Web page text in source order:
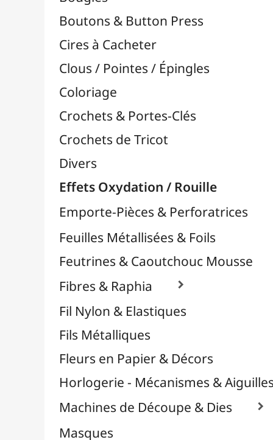
Fils Métalliques
Fleurs en Papier & Décors
Horlogerie - Mécanismes & Aiguilles
Masques
Massicots & Lames
Oeillets & Rivets
Petites Pinces
Plantes & Jardin
Plastique Fou
Poncage / Émeri
Quilling / Pliage
Reliure & Cinch
Sable, Strass & Paillettes 
Savons
Serviettes
Sublimation
Tampons et Encreurs 
Washi Tape / Masking Tape
EFCOLOR - Émaux à Froid
Médiums, Vernis & Colles
Modelage / Sculpture
Peintures / Couleurs